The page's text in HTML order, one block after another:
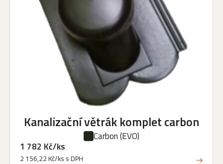
Kanalizační větrák komplet carbon
Carbon(EVO)
1 782 Kč/ks
2 156,22 Kč/ks s DPH